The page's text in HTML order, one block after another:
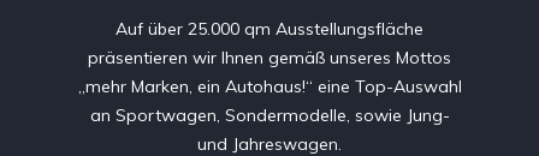
Auf über 25.000 qm Ausstellungsfläche
präsentieren wir Ihnen gemäß unseres Mottos
„mehr Marken, ein Autohaus!“ eine Top-Auswahl
an Sportwagen, Sondermodelle, sowie Jung-
und Jahreswagen.